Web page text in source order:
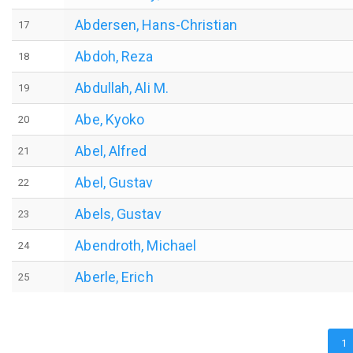
17 Abdersen, Hans-Christian
18 Abdoh, Reza
19 Abdullah, Ali M.
20 Abe, Kyoko
21 Abel, Alfred
22 Abel, Gustav
23 Abels, Gustav
24 Abendroth, Michael
25 Aberle, Erich
1